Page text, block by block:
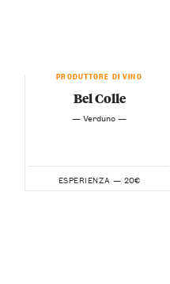
PRODUTTORE DI VINO
Bel Colle
— Verduno —
ESPERIENZA — 20€